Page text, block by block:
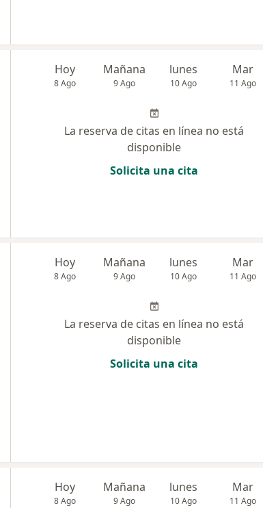
Hoy
8 Ago
Mañana
9 Ago
lunes
10 Ago
Mar
11 Ago
La reserva de citas en línea no está
disponible
Solicita una cita
Hoy
8 Ago
Mañana
9 Ago
lunes
10 Ago
Mar
11 Ago
La reserva de citas en línea no está
disponible
Solicita una cita
Hoy
8 Ago
Mañana
9 Ago
lunes
10 Ago
Mar
11 Ago